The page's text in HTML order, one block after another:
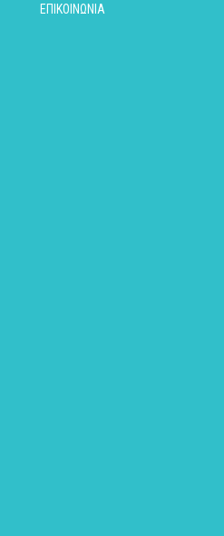
ΕΠΙΚΟΙΝΩΝΊΑ